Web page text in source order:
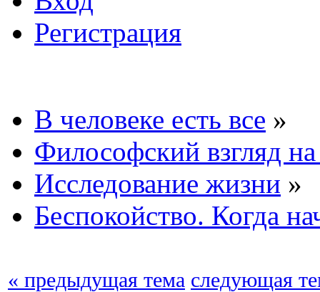
Регистрация
В человеке есть все »
Философский взгляд
Исследование жизни »
Беспокойство. Когда
« предыдущая тема следующая